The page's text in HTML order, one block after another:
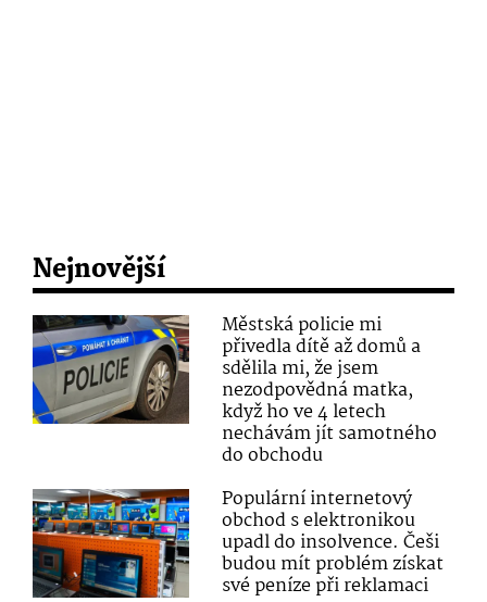
Nejnovější
Městská policie mi
přivedla dítě až domů a
sdělila mi, že jsem
nezodpovědná matka,
když ho ve 4 letech
nechávám jít samotného
do obchodu
Populární internetový
obchod s elektronikou
upadl do insolvence. Češi
budou mít problém získat
své peníze při reklamaci